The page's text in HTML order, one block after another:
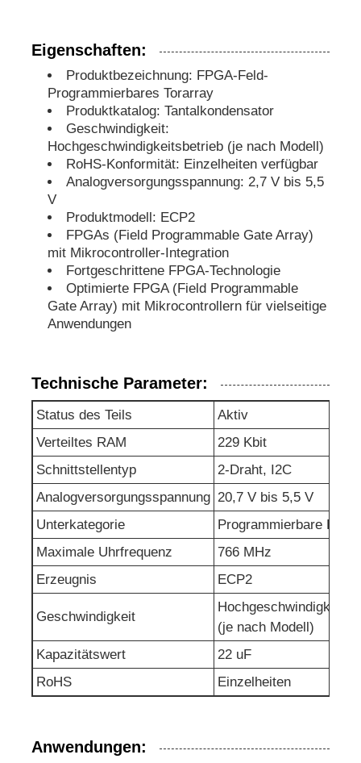
D-RAM Speicherchip
eeprom Chip
PSRAM-Chip
SRAM-Chip
NICHT Blitz
EPROM IC
UART IC
ADC DAC
HF-Integrierte Schaltungen
Elektronische Komponenten
PLC-Programmierung
Hochfrequenzmodul
Leistungsmodul
Eigenschaften:
Produktbezeichnung: FPGA-Feld-
Programmierbares Torarray
Produktkatalog: Tantalkondensator
Geschwindigkeit:
Hochgeschwindigkeitsbetrieb (je nach Modell)
RoHS-Konformität: Einzelheiten verfügbar
Analogversorgungsspannung: 2,7 V bis 5,5
V
Produktmodell: ECP2
FPGAs (Field Programmable Gate Array)
mit Mikrocontroller-Integration
Fortgeschrittene FPGA-Technologie
Optimierte FPGA (Field Programmable
Gate Array) mit Mikrocontrollern für vielseitige
Anwendungen
Technische Parameter:
Status des Teils
Aktiv
Verteiltes RAM
229 Kbit
Schnittstellentyp
2-Draht, I2C
Analogversorgungsspannung 20,7 V bis 5,5 V
Unterkategorie
Programmierbare
Maximale Uhrfrequenz
766 MHz
Erzeugnis
ECP2
Geschwindigkeit
(je nach Modell)
Kapazitätswert
22 uF
RoHS
Einzelheiten
Anwendungen: